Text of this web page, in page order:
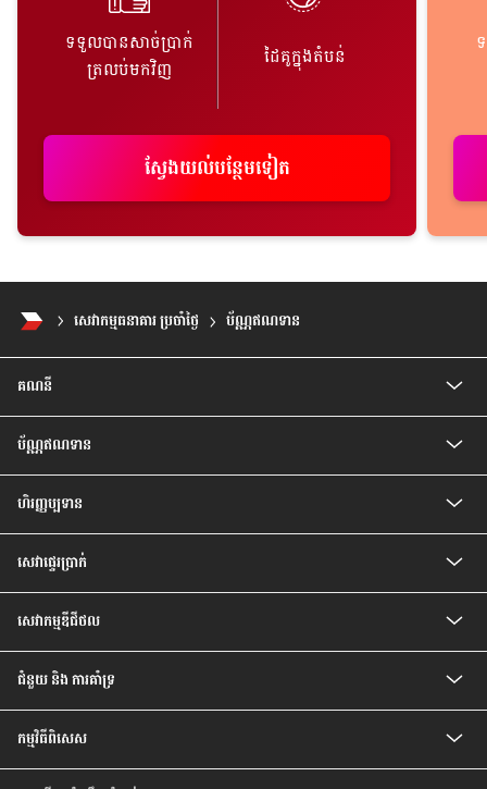
ទទួលបានសាច់ប្រាក់
ត្រលប់មកវិញ
ដៃគូក្នុងតំបន់
ស្វែងយល់​បន្ថែម​ទៀត
សេវាកម្មធនាគារ ប្រចាំថ្ងៃ ប័ណ្ណឥណទាន
គណនី
គណនីកុមារ
គណនីបញ្ញើសំចៃ
គណនីសន្សំជាប្រាក់រៀល
គណនីបញ្ញើ មានកាលកំណត់
គណនីបញ្ញើ មានកាលកំណត់ ប្រាក់រៀល
គណនីបញ្ញើមានកាលកំណត់ រូបិយប័ណ្ណបរទេស
គណនីសន្សំវៃឆ្លាត
គណនីប្រាក់បៀវត្សវៃឆ្លាត
ប័ណ្ណឥណទាន
ប័ណ្ណឥណទាន CIMB Visa Gold
ប័ណ្ណឥណទាន CIMB PREFERRED VISA PLATINUM
បទប្បញ្ញត្តិ និងលក្ខខណ្ឌរបស់ម្ចាស់ប័ណ្ណ
ហិរញ្ញប្បទាន
ឥណទានគេហដ្ឋាន
ឥណទានរថយន្ត
ឥណទានបុគ្គល
ឥណទានប្រាក់បៀវត្ស
ឥណទានកែលម្អគេហដ្ឋាន
សេវា​ផ្ទេរ​ប្រាក់
សេវាផ្ទេរប្រាក់ Telegraph
សេវាកម្មឌីជីថល
សេវាធនាគារដោយខ្លួនឯង
ជំនួយ និង ការគាំទ្រ
អត្រា និង ការបង់ប្រាក់
សំណួរ ដែលសួរញឹកញាប់
ទំនាក់ទំនងយើងខ្ញុំ
កម្មវិធីពិសេស
កម្មវិធីពិសេសថ្មីៗ